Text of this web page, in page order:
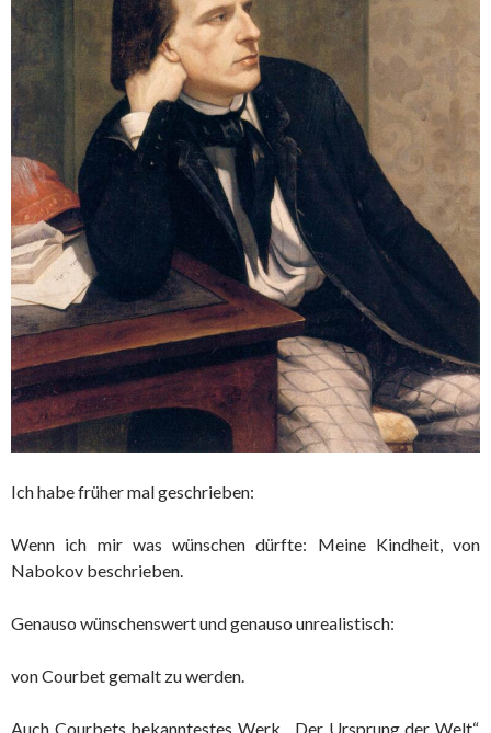
Ich habe früher mal geschrieben:
Wenn ich mir was wünschen dürfte: Meine Kindheit, von
Nabokov beschrieben.
Genauso wünschenswert und genauso unrealistisch:
von Courbet gemalt zu werden.
Auch Courbets bekanntestes Werk, „Der Ursprung der Welt“,